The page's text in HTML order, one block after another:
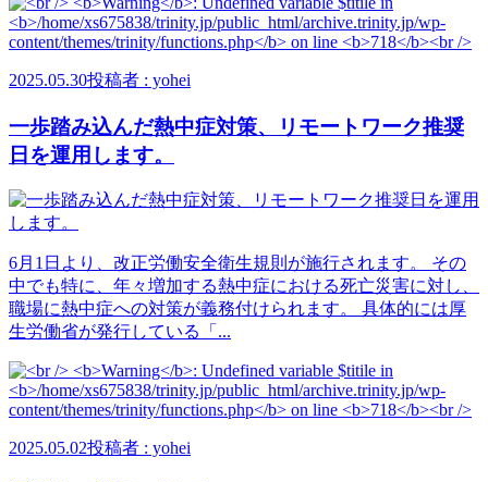
2025.05.30投稿者 : yohei
一歩踏み込んだ熱中症対策、リモートワーク推奨
日を運用します。
6月1日より、改正労働安全衛生規則が施行されます。 その
中でも特に、年々増加する熱中症における死亡災害に対し、
職場に熱中症への対策が義務付けられます。 具体的には厚
生労働省が発行している「...
2025.05.02投稿者 : yohei